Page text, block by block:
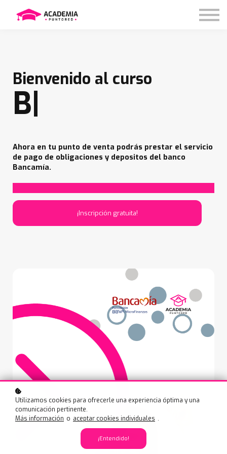
Bienvenido al curso
Ba
Ahora en tu punto de venta podrás prestar el servicio
de pago de obligaciones y depositos del banco
Bancamía.
¡Inscripción gratuita!
Utilizamos cookies para ofrecerle una experiencia óptima y una
comunicación pertinente.
Más información o aceptar cookies individuales .
¡Entendido!